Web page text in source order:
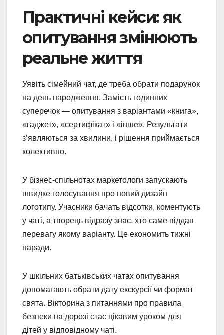
Практичні кейси: як
опитування змінюють
реальне життя
Уявіть сімейний чат, де треба обрати подарунок
на день народження. Замість годинних
суперечок — опитування з варіантами «книга»,
«гаджет», «сертифікат» і «інше». Результати
з’являються за хвилини, і рішення приймається
колективно.
У бізнес-спільнотах маркетологи запускають
швидке голосування про новий дизайн
логотипу. Учасники бачать відсотки, коментують
у чаті, а творець відразу знає, хто саме віддав
перевагу якому варіанту. Це економить тижні
наради.
У шкільних батьківських чатах опитування
допомагають обрати дату екскурсії чи формат
свята. Вікторина з питаннями про правила
безпеки на дорозі стає цікавим уроком для
дітей у відповідному чаті.